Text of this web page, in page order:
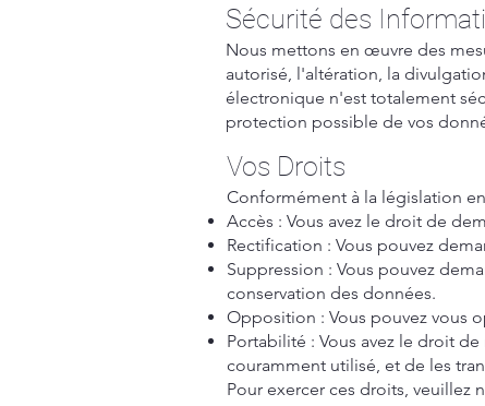
Sécurité des
Nous mettons en œuvre des
autorisé, l'altération, la
électronique n'est totalement
protection possible de vos
Vos Droits
Conformément à la législation
Accès : Vous avez le droit de
Rectification : Vous pouvez
Suppression : Vous pouvez
conservation des données.
Opposition : Vous pouvez vous
Portabilité : Vous avez le droit
couramment utilisé, et de les
Pour exercer ces droits, veuillez